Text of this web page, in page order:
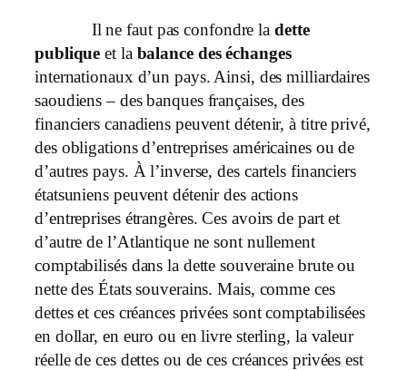
Il ne faut pas confondre la dette
publique et la balance des échanges
internationaux d’un pays. Ainsi, des milliardaires
saoudiens – des banques françaises, des
financiers canadiens peuvent détenir, à titre privé,
des obligations d’entreprises américaines ou de
d’autres pays. À l’inverse, des cartels financiers
étatsuniens peuvent détenir des actions
d’entreprises étrangères. Ces avoirs de part et
d’autre de l’Atlantique ne sont nullement
comptabilisés dans la dette souveraine brute ou
nette des États souverains. Mais, comme ces
dettes et ces créances privées sont comptabilisées
en dollar, en euro ou en livre sterling, la valeur
réelle de ces dettes ou de ces créances privées est